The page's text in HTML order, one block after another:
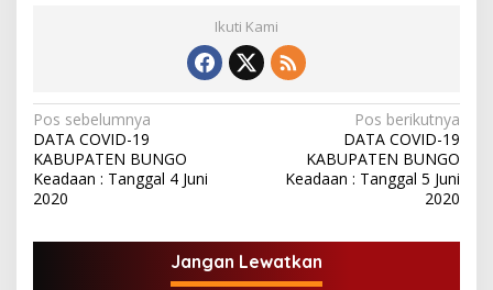
Ikuti Kami
N
a
v
g
Pos sebelumnya
DATA COVID-19
KABUPATEN BUNGO
Keadaan : Tanggal 4 Juni
2020
Pos berikutnya
DATA COVID-19
KABUPATEN BUNGO
Keadaan : Tanggal 5 Juni
2020
Jangan Lewatkan